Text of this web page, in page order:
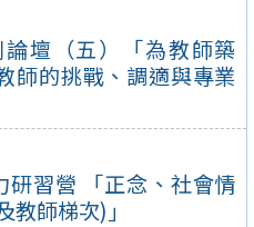
壇（五）「為教師築
師的挑戰、調適與專業
研習營 「正念、社會情
師梯次)」